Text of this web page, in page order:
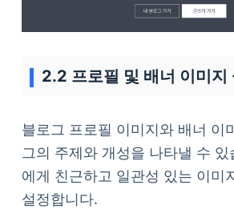
2.2 프로필 및 배너 이미지
블로그 프로필 이미지와 배너 이
그의 주제와 개성을 나타낼 수
에게 친근하고 일관성 있는 이미
설정합니다.